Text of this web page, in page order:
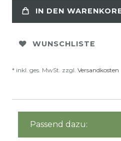
IN DEN
WUNSCHLISTE
* inkl. ges. MwSt. zzgl. Versandkosten
Passend dazu: